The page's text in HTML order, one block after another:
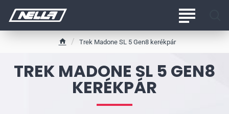
TREK MADONE SL 5 GEN8
KERÉKPÁR
m
e
Trek Madone SL 5 Gen8 kerékpár